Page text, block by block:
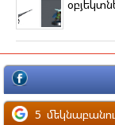
մեկնաբանություն
5